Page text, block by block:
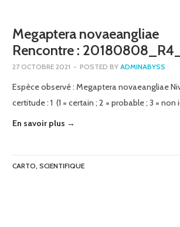
Megaptera novaeangliae
Rencontre :
27 OCTOBRE 2021 - POSTED BY ADMINABYSS
Espèce observé : Megaptera novaeangliae
certitude : 1 (1 = certain ; 2 = probable ; 3 =
En savoir plus →
CARTO, SCIENTIFIQUE